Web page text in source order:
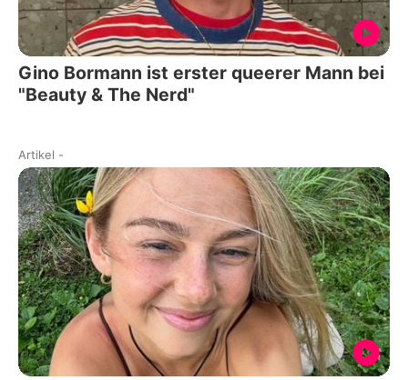
Gino Bormann ist erster queerer Mann bei
"Beauty & The Nerd"
Artikel -